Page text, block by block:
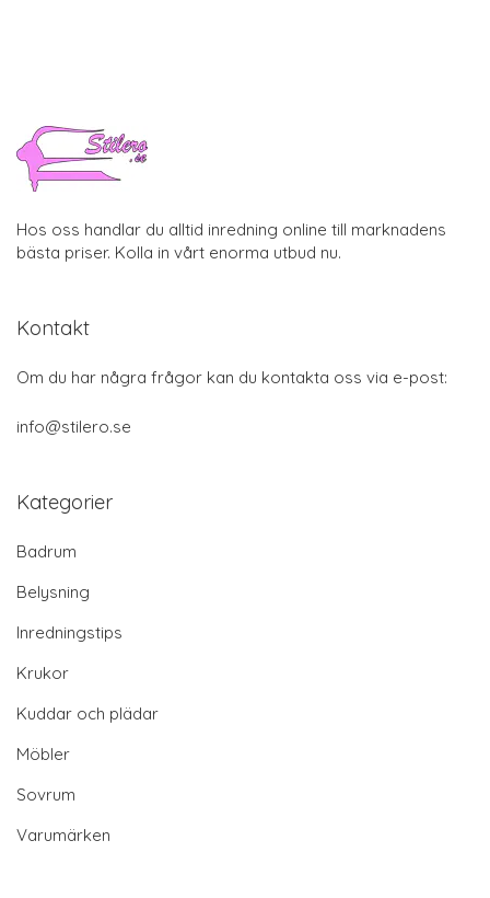
Hos oss handlar du alltid inredning online till marknadens
bästa priser. Kolla in vårt enorma utbud nu.
Kontakt
Om du har några frågor kan du kontakta oss via e-post:
info@stilero.se
Kategorier
Badrum
Belysning
Inredningstips
Krukor
Kuddar och plädar
Möbler
Sovrum
Varumärken